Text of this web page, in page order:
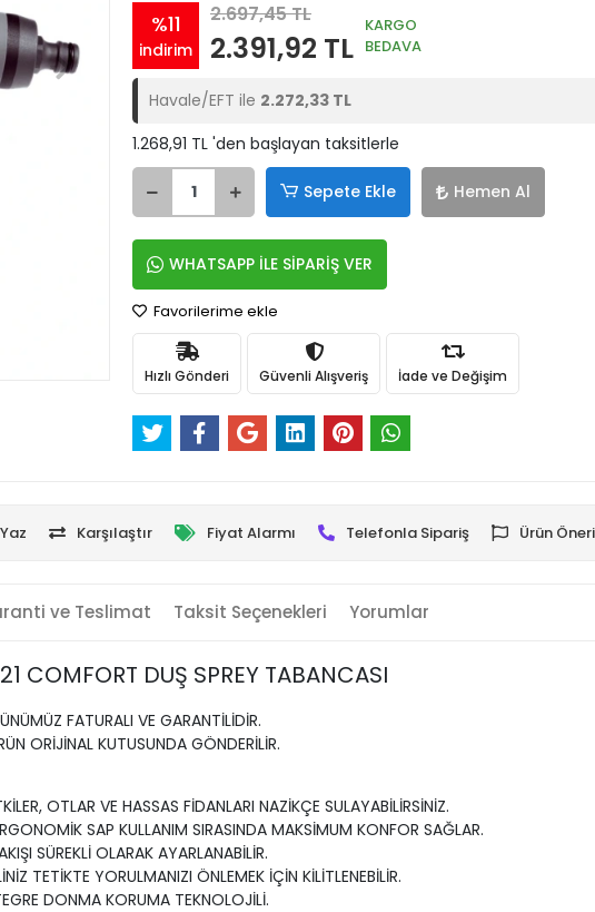
%11
indirim
2.697,45 TL
2.391,92 TL
KARGO
BEDAVA
Havale/EFT ile 2.272,33 TL
1.268,91 TL 'den başlayan taksitlerle
Sepete Ekle Hemen Al
WHATSAPP İLE SİPARİŞ VER
Favorilerime ekle
Hızlı Gönderi Güvenli Alışveriş İade ve Değişim
Karşılaştır Fiyat Alarmı Telefonla Sipariş Ürün
ve Teslimat Taksit Seçenekleri Yorumlar
COMFORT DUŞ SPREY TABANCASI
FATURALI VE GARANTİLİDİR.
ORİJİNAL KUTUSUNDA GÖNDERİLİR.
OTLAR VE HASSAS FİDANLARI NAZİKÇE SULAYABİLİRSİNİZ.
SAP KULLANIM SIRASINDA MAKSİMUM KONFOR SAĞLAR.
SÜREKLİ OLARAK AYARLANABİLİR.
TETİKTE YORULMANIZI ÖNLEMEK İÇİN KİLİTLENEBİLİR.
DONMA KORUMA TEKNOLOJİLİ.